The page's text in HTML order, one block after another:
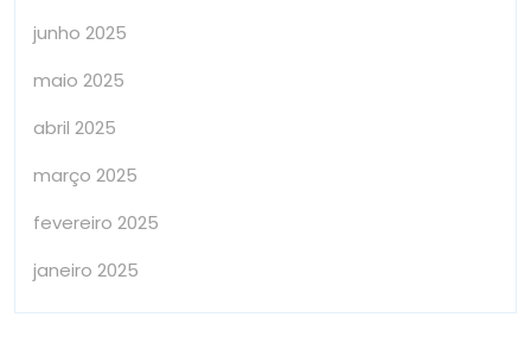
junho 2025
maio 2025
abril 2025
março 2025
fevereiro 2025
janeiro 2025